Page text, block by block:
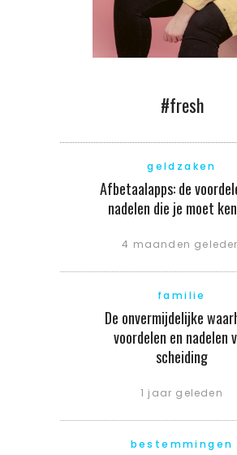
#fresh
geldzaken
Afbetaalapps: de
nadelen die je moet
4 maanden
familie
De onvermijdelijke
voordelen en nadelen
scheiding
1 jaar geleden
bestemmingen